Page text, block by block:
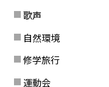
歌声
自然環境
修学旅行
運動会